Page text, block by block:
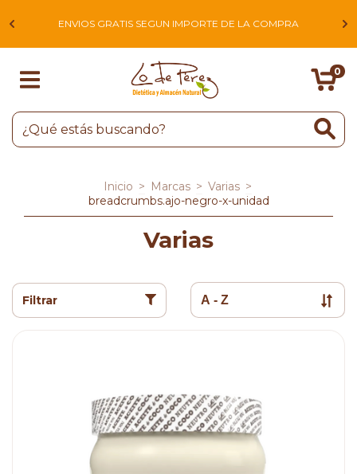
ENVIOS GRATIS SEGUN IMPORTE DE LA COMPRA
0
Inicio > Marcas > Varias >
breadcrumbs.ajo-negro-x-unidad
Varias
Filtrar